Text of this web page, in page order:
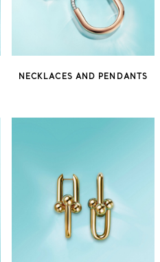
NECKLACES AND PENDANTS